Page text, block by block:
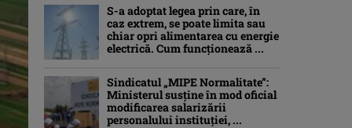
S-a adoptat legea prin care, în
caz extrem, se poate limita sau
chiar opri alimentarea cu energie
electrică. Cum funcționează ...
Sindicatul „MIPE Normalitate”:
Ministerul susține în mod oficial
modificarea salarizării
personalului instituției, ...